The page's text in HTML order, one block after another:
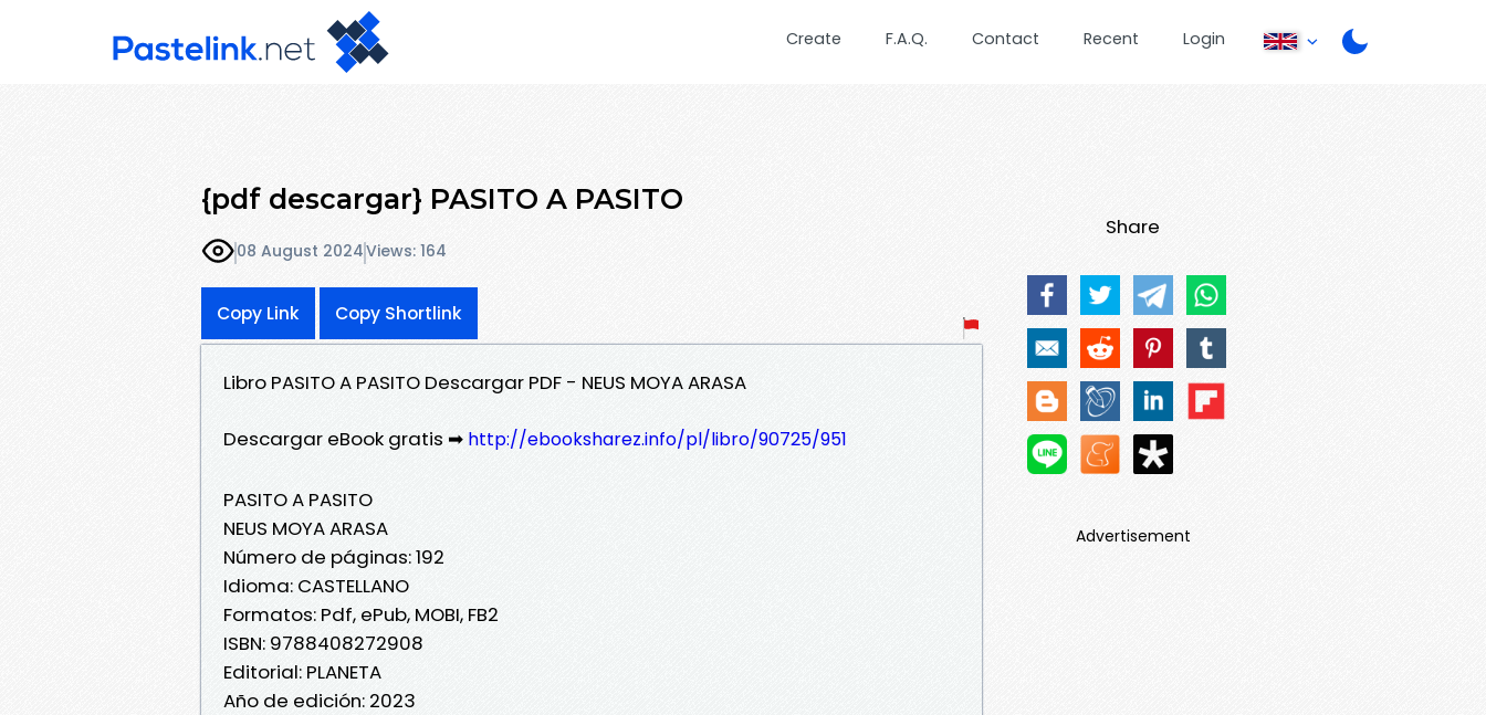
Create F.A.Q. Contact Recent Login
{pdf descargar} PASITO A PASITO
08 August 2024Views: 164
Copy Link Copy Shortlink
Libro PASITO A PASITO Descargar PDF - NEUS MOYA ARASA
Descargar eBook gratis ➡ http://ebooksharez.info/pl/libro/90725/951
PASITO A PASITO
NEUS MOYA ARASA
Número de páginas: 192
Idioma: CASTELLANO
Formatos: Pdf, ePub, MOBI, FB2
ISBN: 9788408272908
Editorial: PLANETA
Año de edición: 2023
Share
Advertisement